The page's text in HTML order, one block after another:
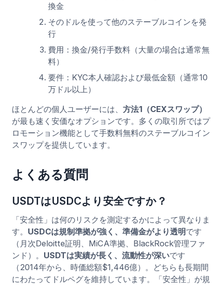
換金
そのドルを使って他のステーブルコインを発
行
費用：換金/発行手数料（大量の場合は通常無
料）
要件：KYC本人確認および最低金額（通常10
万ドル以上）
ほとんどの個人ユーザーには、 方法1（CEXスワップ）
が最も速く安価なオプションです。多くの取引所ではプ
ロモーション機能として手数料無料のステーブルコイン
スワップを提供しています。
よくある質問
USDTはUSDCより安全ですか？
「安全性」は何のリスクを測定するかによって異なりま
す。 USDCは規制準拠が強く、準備金がより透明です
（月次Deloitte証明、MiCA準拠、BlackRock管理ファ
ンド）。 USDTは実績が長く、流動性が深いです
（2014年から、時価総額$1,446億）。どちらも長期間
にわたってドルペグを維持しています。「安全性」が規